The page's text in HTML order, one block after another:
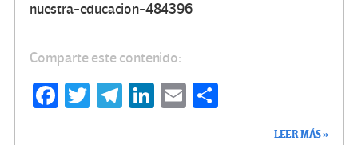
nuestra-educacion-484396
Comparte este contenido:
Fa T
Te Li
E
LEER MÁS »